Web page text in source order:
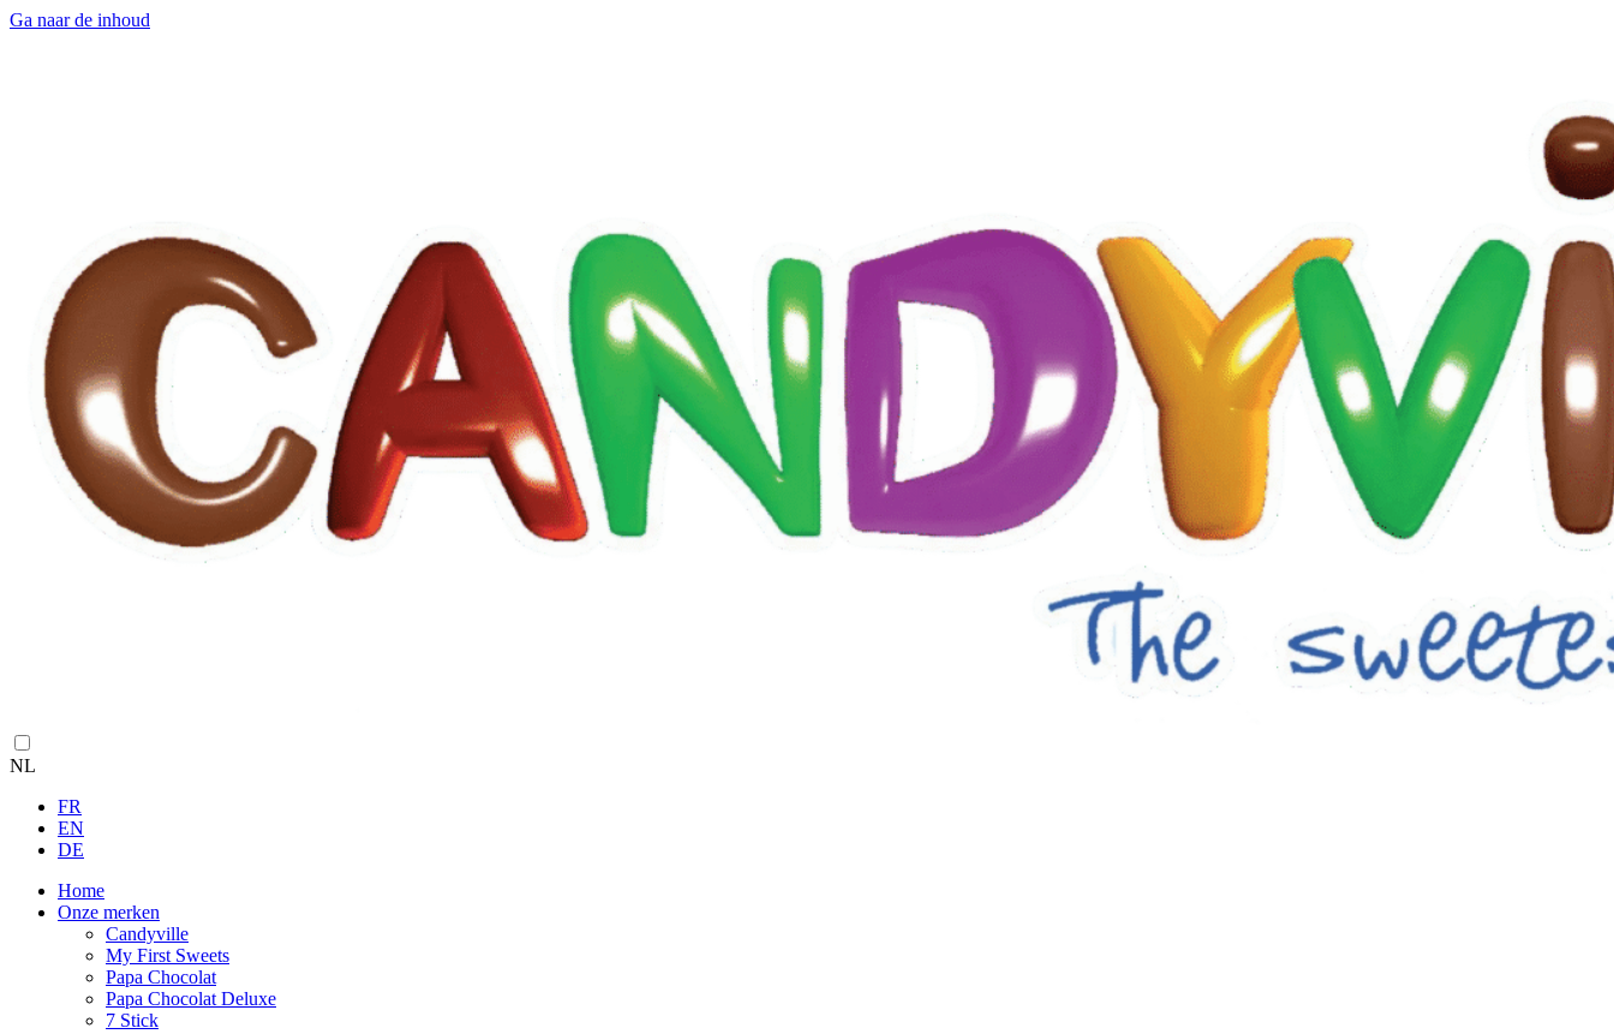
Ga naar de inhoud
NL
FR
EN
DE
Home
Onze merken
Candyville
My First Sweets
Papa Chocolat
Papa Chocolat Deluxe
7 Stick